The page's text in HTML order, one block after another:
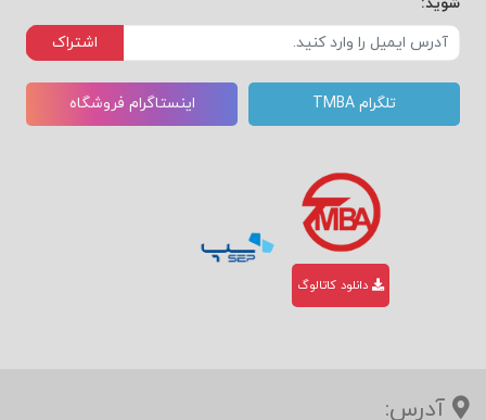
اشتراک
تلگرام TMBA اینستاگرام فروشگاه
دانلود کاتالوگ
آدرس: